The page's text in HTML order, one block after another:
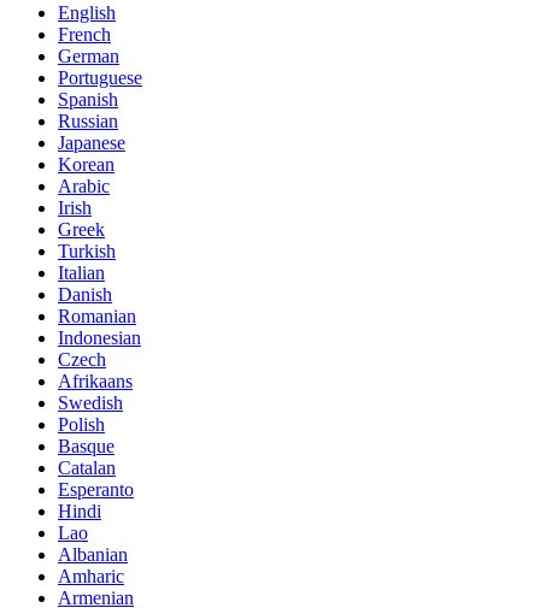
English
French
German
Portuguese
Spanish
Russian
Japanese
Korean
Arabic
Irish
Greek
Turkish
Italian
Danish
Romanian
Indonesian
Czech
Afrikaans
Swedish
Polish
Basque
Catalan
Esperanto
Hindi
Lao
Albanian
Amharic
Armenian